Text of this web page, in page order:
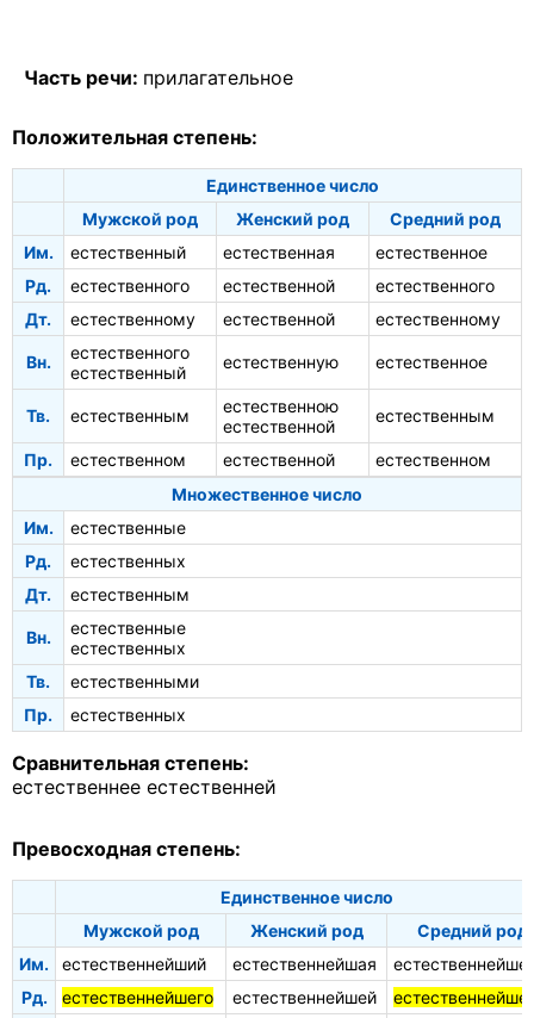
Часть речи: прилагательное
Положительная степень:
Единственное число
Мужской род
Женский род
Средний род
Им.
естественный естественная
естественное
Рд.
естественного естественной
естественного
Дт.
естественному естественной естественному
Вн.
естественного
естественный
естественную естественное
Тв. естественным
естественною
естественной
естественным
Пр. естественном естественной
естественном
Множественное число
Им.
естественные
Рд.
естественных
Дт.
естественным
Вн.
естественные
естественных
Тв.
естественными
Пр.
естественных
Сравнительная степень:
естественнее естественней
Превосходная степень:
Единственное число
Мужской род
Женский род
Средний род
Им.
естественнейший естественнейшая
Рд.
естественнейшего естественнейшей